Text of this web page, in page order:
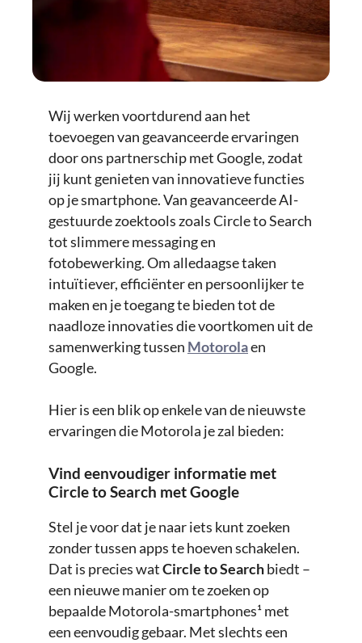
Wij werken voortdurend aan het
toevoegen van geavanceerde ervaringen
door ons partnerschip met Google, zodat
jij kunt genieten van innovatieve functies
op je smartphone. Van geavanceerde AI-
gestuurde zoektools zoals Circle to Search
tot slimmere messaging en
fotobewerking. Om alledaagse taken
intuïtiever, efficiënter en persoonlijker te
maken en je toegang te bieden tot de
naadloze innovaties die voortkomen uit de
samenwerking tussen Motorolaen
Google.
Hier is een blik op enkele van de nieuwste
ervaringen die Motorola je zal bieden:
Vind eenvoudiger informatie met
Circle to Search met Google
Stel je voor dat je naar iets kunt zoeken
zonder tussen apps te hoeven schakelen.
Dat is precies watCircle to Searchbiedt –
een nieuwe manier om te zoeken op
bepaalde Motorola-smartphones¹ met
een eenvoudig gebaar. Met slechts een